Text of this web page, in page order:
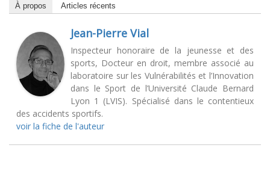
À propos Articles récents
Jean-Pierre Vial
Inspecteur honoraire de la jeunesse et des
sports, Docteur en droit, membre associé au
laboratoire sur les Vulnérabilités et l’Innovation
dans le Sport de l’Université Claude Bernard
Lyon 1 (LVIS). Spécialisé dans le contentieux
des accidents sportifs.
voir la fiche de l'auteur